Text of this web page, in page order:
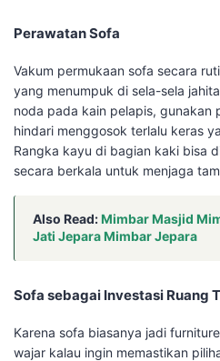
Perawatan Sofa
Vakum permukaan sofa secara
yang menumpuk di sela-sela
noda pada kain pelapis, gunakan
hindari menggosok terlalu keras
Rangka kayu di bagian kaki bisa
secara berkala untuk menjaga
Also Read:Mimbar Masjid
Jati Jepara Mimbar Jepara
Sofa sebagai Investasi Ruang
Karena sofa biasanya jadi
wajar kalau ingin memastikan